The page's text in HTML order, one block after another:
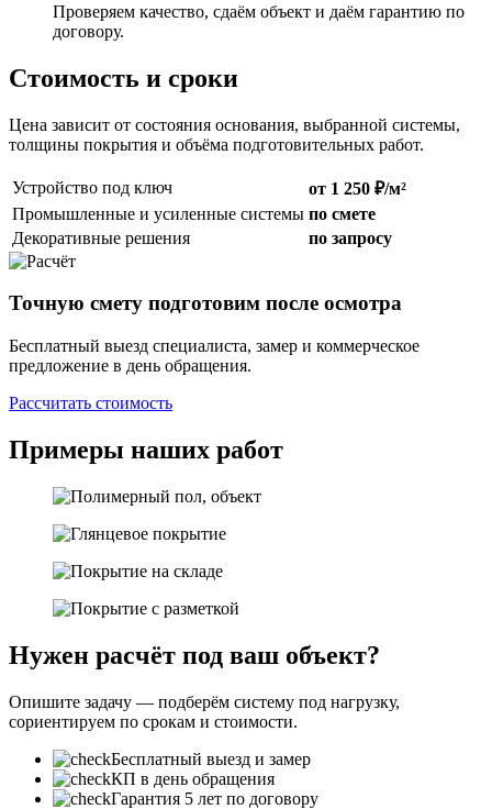
Проверяем качество, сдаём объект и даём гарантию по
договору.
Стоимость и сроки
Цена зависит от состояния основания, выбранной системы,
толщины покрытия и объёма подготовительных работ.
Устройство под ключ
от 1 250 ₽/м²
Промышленные и усиленные системы по смете
Декоративные решения
по запросу
Точную смету подготовим после осмотра
Бесплатный выезд специалиста, замер и коммерческое
предложение в день обращения.
Рассчитать стоимость
Примеры наших работ
Нужен расчёт под ваш объект?
Опишите задачу — подберём систему под нагрузку,
сориентируем по срокам и стоимости.
Бесплатный выезд и замер
КП в день обращения
Гарантия 5 лет по договору